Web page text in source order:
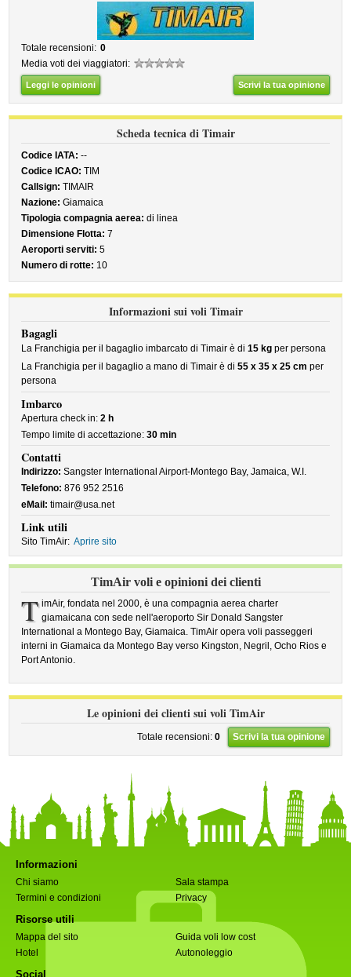
Totale recensioni: 0
Media voti dei viaggiatori:
Leggi le opinioni Scrivi la tua opinione
Scheda tecnica di Timair
Codice IATA: --
Codice ICAO: TIM
Callsign: TIMAIR
Nazione: Giamaica
Tipologia compagnia aerea: di linea
Dimensione Flotta: 7
Aeroporti serviti: 5
Numero di rotte: 10
Informazioni sui voli Timair
Bagagli
La Franchigia per il bagaglio imbarcato di Timair è di15 kg per persona
La Franchigia per il bagaglio a mano di Timair è di55 x 35 x 25 cm per
persona
Imbarco
Apertura check in:2 h
Tempo limite di accettazione:30 min
Contatti
Indirizzo: Sangster International Airport-Montego Bay, Jamaica, W.I.
Telefono: 876 952 2516
eMail: timair@usa.net
Link utili
Sito TimAir: Aprire sito
TimAir voli e opinioni dei clienti
T imAir, fondata nel 2000, è una compagnia aerea charter
giamaicana con sede nell'aeroporto Sir Donald Sangster
International a Montego Bay, Giamaica. TimAir opera voli passeggeri
interni in Giamaica da Montego Bay verso Kingston, Negril, Ocho Rios e
Port Antonio.
Le opinioni dei clienti sui voli TimAir
Totale recensioni: 0 Scrivi la tua opinione
Informazioni
Chi siamo
Sala stampa
Termini e condizioni
Privacy
Risorse utili
Mappa del sito
Guida voli low cost
Hotel
Autonoleggio
Social